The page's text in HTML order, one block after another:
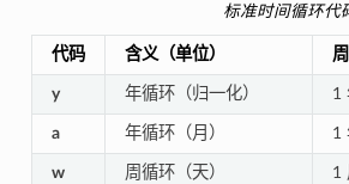
标准时间循环代
代码 含义（单位）
y 年循环（归一化） 1
a 年循环（月） 1
w 周循环（天） 1